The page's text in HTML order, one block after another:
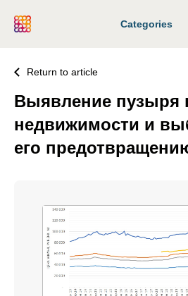
Categories
Return to article
Выявление пузыря
недвижимости и
его